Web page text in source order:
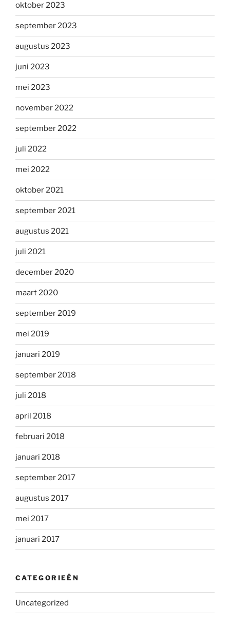
oktober 2023
september 2023
augustus 2023
juni 2023
mei 2023
november 2022
september 2022
juli 2022
mei 2022
oktober 2021
september 2021
augustus 2021
juli 2021
december 2020
maart 2020
september 2019
mei 2019
januari 2019
september 2018
juli 2018
april 2018
februari 2018
januari 2018
september 2017
augustus 2017
mei 2017
januari 2017
CATEGORIEËN
Uncategorized